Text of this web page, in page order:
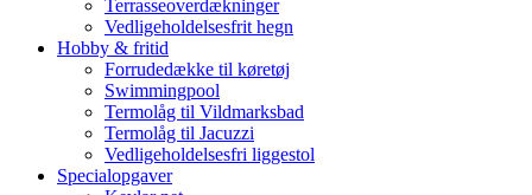
Terrasseoverdækninger
Vedligeholdelsesfrit hegn
Hobby & fritid
Forrudedække til køretøj
Swimmingpool
Termolåg til Vildmarksbad
Termolåg til Jacuzzi
Vedligeholdelsesfri liggestol
Specialopgaver